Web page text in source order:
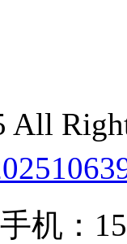
机：